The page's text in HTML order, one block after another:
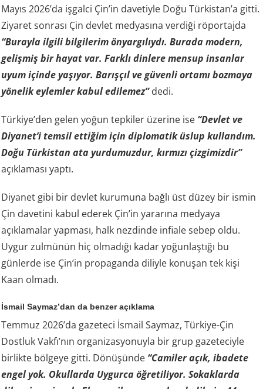
Mayıs 2026’da işgalci Çin’in davetiyle Doğu Türkistan’a gitti.
Ziyaret sonrası Çin devlet medyasına verdiği röportajda
“Burayla ilgili bilgilerim önyargılıydı. Burada modern,
gelişmiş bir hayat var. Farklı dinlere mensup insanlar
uyum içinde yaşıyor. Barışçıl ve güvenli ortamı bozmaya
yönelik eylemler kabul edilemez”dedi.
Türkiye’den gelen yoğun tepkiler üzerine ise “Devlet ve
Diyanet’i temsil ettiğim için diplomatik üslup kullandım.
Doğu Türkistan ata yurdumuzdur, kırmızı çizgimizdir”
açıklaması yaptı.
Diyanet gibi bir devlet kurumuna bağlı üst düzey bir ismin
Çin davetini kabul ederek Çin’in yararına medyaya
açıklamalar yapması, halk nezdinde infiale sebep oldu.
Uygur zulmünün hiç olmadığı kadar yoğunlaştığı bu
günlerde ise Çin’in propaganda diliyle konuşan tek kişi
Kaan olmadı.
İsmail Saymaz’dan da benzer açıklama
Temmuz 2026’da gazeteci İsmail Saymaz, Türkiye-Çin
Dostluk Vakfı’nın organizasyonuyla bir grup gazeteciyle
birlikte bölgeye gitti. Dönüşünde “Camiler açık, ibadete
engel yok. Okullarda Uygurca öğretiliyor. Sokaklarda